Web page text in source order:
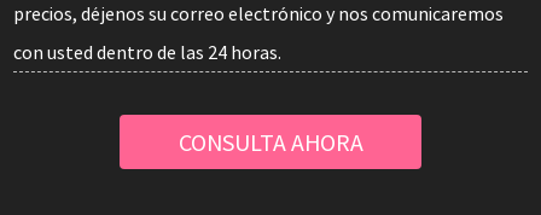
precios, déjenos su correo electrónico y nos comunicaremos
con usted dentro de las 24 horas.
CONSULTA AHORA